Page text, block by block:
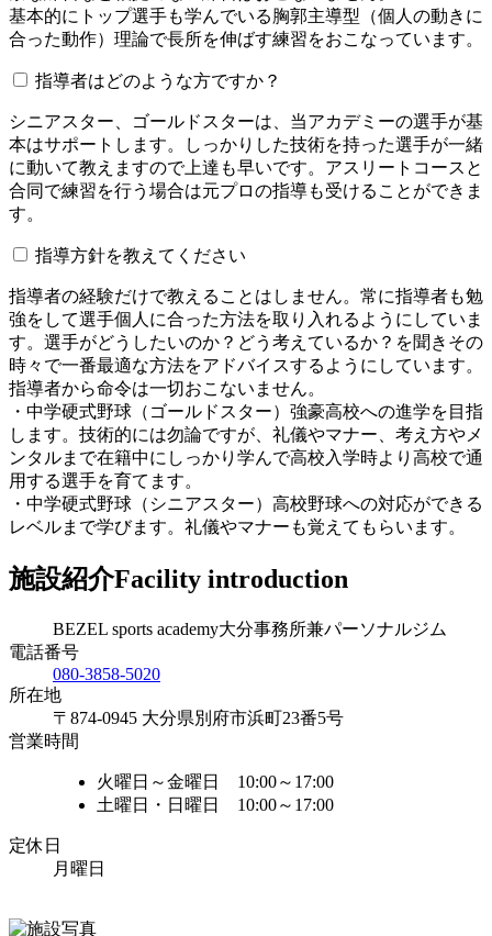
基本的にトップ選手も学んでいる胸郭主導型（個人の動きに
合った動作）理論で長所を伸ばす練習をおこなっています。
指導者はどのような方ですか？
シニアスター、ゴールドスターは、当アカデミーの選手が基
本はサポートします。しっかりした技術を持った選手が一緒
に動いて教えますので上達も早いです。アスリートコースと
合同で練習を行う場合は元プロの指導も受けることができま
す。
指導方針を教えてください
指導者の経験だけで教えることはしません。常に指導者も勉
強をして選手個人に合った方法を取り入れるようにしていま
す。選手がどうしたいのか？どう考えているか？を聞きその
時々で一番最適な方法をアドバイスするようにしています。
指導者から命令は一切おこないません。
・中学硬式野球（ゴールドスター）強豪高校への進学を目指
します。技術的には勿論ですが、礼儀やマナー、考え方やメ
ンタルまで在籍中にしっかり学んで高校入学時より高校で通
用する選手を育てます。
・中学硬式野球（シニアスター）高校野球への対応ができる
レベルまで学びます。礼儀やマナーも覚えてもらいます。
施設紹介Facility introduction
BEZEL sports academy大分事務所兼パーソナルジム
電話番号
080-3858-5020
所在地
〒874-0945 大分県別府市浜町23番5号
営業時間
火曜日～金曜日 10:00～17:00
土曜日・日曜日 10:00～17:00
定休日
月曜日